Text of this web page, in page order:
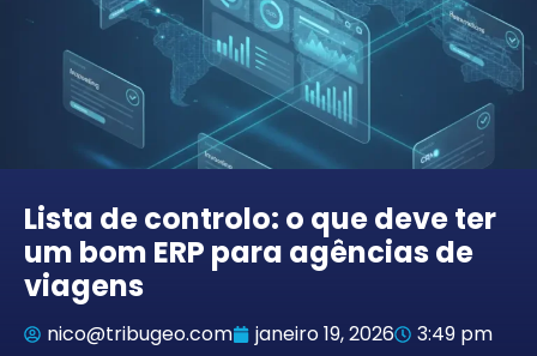
Lista de controlo: o que deve ter
um bom ERP para agências de
viagens
nico@tribugeo.com janeiro 19, 2026 3:49 pm